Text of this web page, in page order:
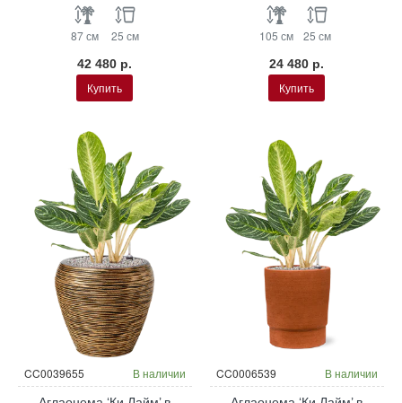
87 см 25 см
42 480 р.
Купить
105 см 25 см
24 480 р.
Купить
CC0039655 В наличии CC0006539 В наличии